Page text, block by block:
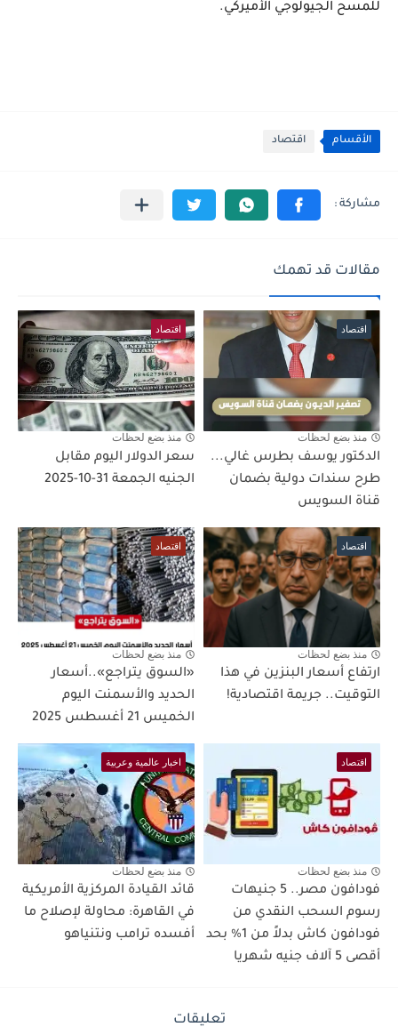
للمسح الجيولوجي الأميركي.
الأقسام اقتصاد
مقالات قد تهمك
اقتصاد
منذ بضع لحظات
الدكتور يوسف بطرس غالي...
طرح سندات دولية بضمان
قناة السويس
اقتصاد
منذ بضع لحظات
سعر الدولار اليوم مقابل
الجنيه الجمعة 31-10-2025
اقتصاد
منذ بضع لحظات
ارتفاع أسعار البنزين في هذا
التوقيت.. جريمة اقتصادية!
اقتصاد
منذ بضع لحظات
«السوق يتراجع»..أسعار
الحديد والأسمنت اليوم
الخميس 21 أغسطس 2025
اقتصاد
منذ بضع لحظات
فودافون مصر.. 5 جنيهات
رسوم السحب النقدي من
فودافون كاش بدلاً من 1% بحد
أقصى 5 آلاف جنيه شهريا
اخبار عالمية وعربية
منذ بضع لحظات
قائد القيادة المركزية الأمريكية
في القاهرة: محاولة لإصلاح ما
أفسده ترامب ونتنياهو
تعليقات